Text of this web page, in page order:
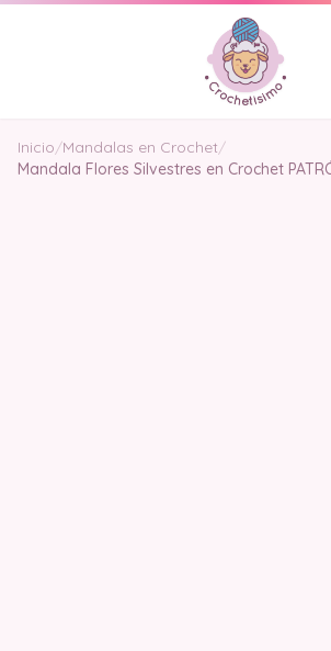
Inicio/Mandalas en Crochet/
Mandala Flores Silvestres en Crochet